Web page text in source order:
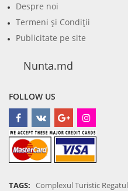
Despre noi
Termeni şi Condiţii
Publicitate pe site
Nunta.md
FOLLOW US
TAGS: Complexul Turistic